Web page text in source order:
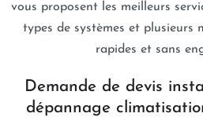
vous proposent les meilleurs
types de systèmes et plusieurs
rapides et sans
Demande de devis
dépannage